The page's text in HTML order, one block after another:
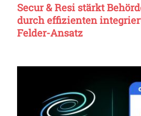
Secur & Resi stärkt
durch effizienten
Felder-Ansatz